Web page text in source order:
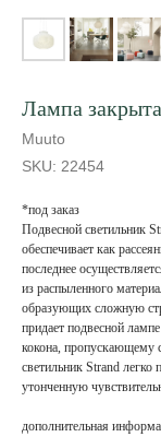
Лампа
Muuto
SKU: 22454
*под заказ
Подвесной светильник
обеспечивает как
последнее
из распыленного
образующих сложную
придает подвесной
кокона, пропускающему
светильник Strand
утонченную
дополнительная